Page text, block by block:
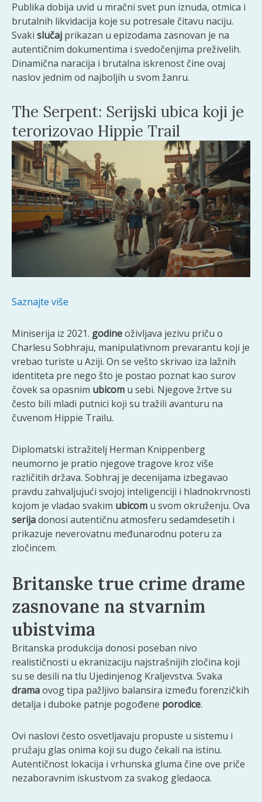
Publika dobija uvid u mračni svet pun iznuda, otmica i
brutalnih likvidacija koje su potresale čitavu naciju.
Svaki slučaj prikazan u epizodama zasnovan je na
autentičnim dokumentima i svedočenjima preživelih.
Dinamična naracija i brutalna iskrenost čine ovaj
naslov jednim od najboljih u svom žanru.
The Serpent: Serijskі ubica koji je
terorizovao Hippie Trail
Saznajte više
Miniserija iz 2021. godineoživljava jezivu priču o
Charlesu Sobhraju, manipulativnom prevarantu koji je
vrebao turiste u Aziji. On se vešto skrivao iza lažnih
identiteta pre nego što je postao poznat kao surov
čovek sa opasnim ubicom u sebi. Njegove žrtve su
često bili mladi putnici koji su tražili avanturu na
čuvenom Hippie Trailu.
Diplomatski istražitelj Herman Knippenberg
neumorno je pratio njegove tragove kroz više
različitih država. Sobhraj je decenijama izbegavao
pravdu zahvaljujući svojoj inteligenciji i hladnokrvnosti
kojom je vladao svakim ubicom u svom okruženju. Ova
serijadonosi autentičnu atmosferu sedamdesetih i
prikazuje neverovatnu međunarodnu poteru za
zločincem.
Britanske true crime drame
zasnovane na stvarnim
ubistvima
Britanska produkcija donosi poseban nivo
realističnosti u ekranizaciju najstrašnijih zločina koji
su se desili na tlu Ujedinjenog Kraljevstva. Svaka
dramaovog tipa pažljivo balansira između forenzičkih
detalja i duboke patnje pogođene porodice.
Ovi naslovi često osvetljavaju propuste u sistemu i
pružaju glas onima koji su dugo čekali na istinu.
Autentičnost lokacija i vrhunska gluma čine ove priče
nezaboravnim iskustvom za svakog gledaoca.